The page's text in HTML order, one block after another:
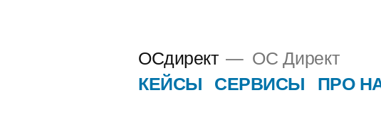
ОСдирект ОС Директ
КЕЙСЫ СЕРВИСЫ ПРО